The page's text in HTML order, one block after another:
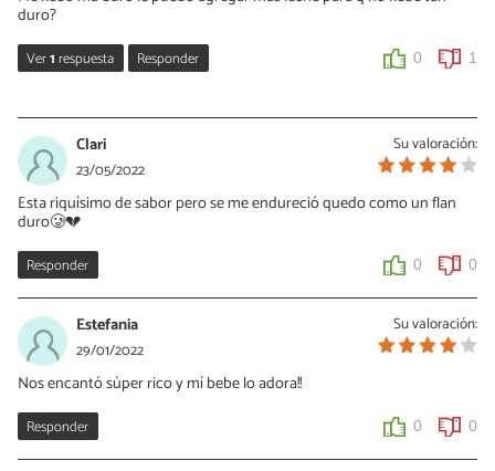
duro?
Ver1respuesta Responder 0 1
13/06/2023
Proba ponerle menos almidon de maiz, exactamente para 1 litro
de leche le quedan bien 55g de almidon.
Su valoración:
Clari
23/05/2022
Esta riquísimo de sabor pero se me endureció quedo como un flan
duro🥲💔
Responder 0 0
Su valoración:
Estefania
29/01/2022
Nos encantó súper rico y mí bebe lo adora!!
Responder 0 0